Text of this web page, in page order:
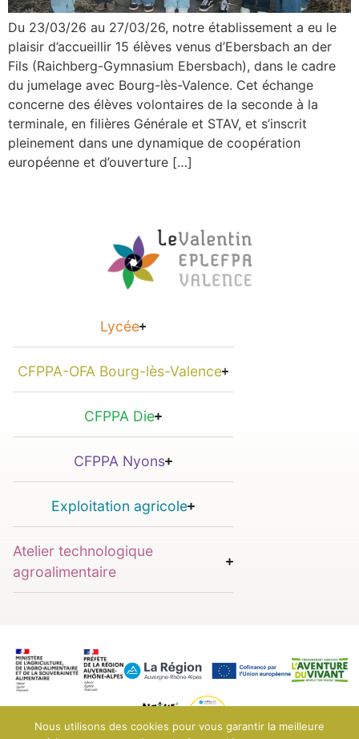
Du 23/03/26 au 27/03/26, notre établissement a eu le
plaisir d’accueillir 15 élèves venus d’Ebersbach an der
Fils (Raichberg-Gymnasium Ebersbach), dans le cadre
du jumelage avec Bourg-lès-Valence. Cet échange
concerne des élèves volontaires de la seconde à la
terminale, en filières Générale et STAV, et s’inscrit
pleinement dans une dynamique de coopération
européenne et d’ouverture […]
Lycée
CFPPA-OFA Bourg-lès-Valence
CFPPA Die
CFPPA Nyons
Exploitation agricole
Atelier technologique
agroalimentaire
Nous utilisons des cookies pour vous garantir la meilleure